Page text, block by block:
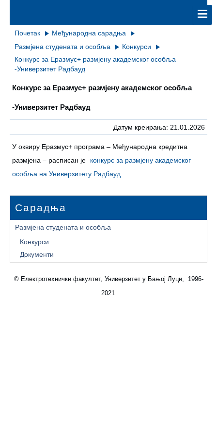
Почетак
Међународна сарадња
Размјена студената и особља
Конкурси
Конкурс за Еразмус+ размјену академског особља
-Универзитет Радбауд
Конкурс за Еразмус+ размјену академског особља
-Универзитет Радбауд
Датум креирања: 21.01.2026
У оквиру Еразмус+ програма – Међународна кредитна
размјена – расписан је
конкурс за размјену академског
особља на Универзитету Радбауд.
Сарадња
Размјена студената и особља
Конкурси
Документи
© Електротехнички факултет, Универзитет у Бањој Луци, 1996-
2021